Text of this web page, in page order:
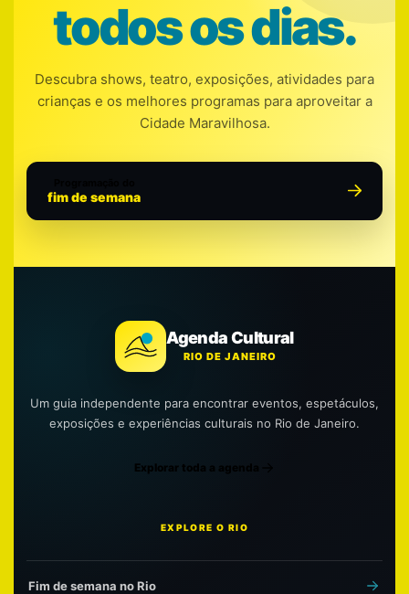
todos os dias.
Descubra shows, teatro, exposições, atividades para
crianças e os melhores programas para aproveitar a
Cidade Maravilhosa.
fim de semana
Agenda Cultural
RIO DE JANEIRO
Um guia independente para encontrar eventos, espetáculos,
exposições e experiências culturais no Rio de Janeiro.
Explorar toda a agenda
EXPLORE O RIO
Fim de semana no Rio